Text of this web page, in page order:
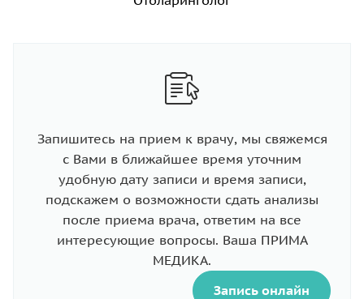
Запишитесь на прием к врачу, мы свяжемся
с Вами в ближайшее время уточним
удобную дату записи и время записи,
подскажем о возможности сдать анализы
после приема врача, ответим на все
интересующие вопросы. Ваша ПРИМА
МЕДИКА.
Запись онлайн